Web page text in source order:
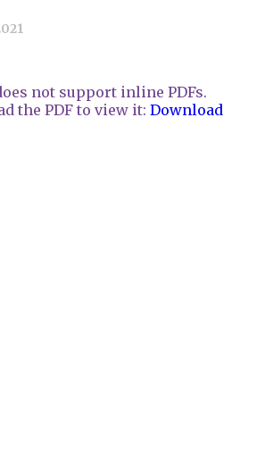
not support inline PDFs.
the PDF to view it:Download